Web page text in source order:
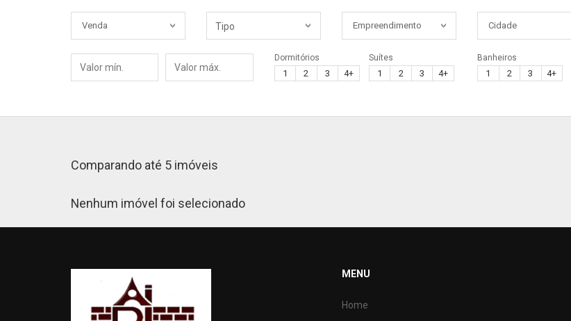
Finalidade
Venda Tipo
Empreendimento
Empreendimento
Cidades
Cidade
Valor
mín.
Valor
máx.
Dormitórios
1 2 3 4+
Suítes
1 2 3 4+
Banheiros
1 2 3 4+
Comparando até 5 imóveis
Nenhum imóvel foi selecionado
MENU
Home